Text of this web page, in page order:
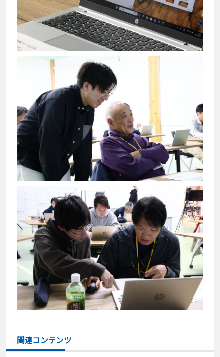
関連コンテンツ